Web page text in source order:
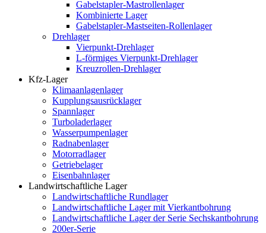
Gabelstapler-Mastrollenlager
Kombinierte Lager
Gabelstapler-Mastseiten-Rollenlager
Drehlager
Vierpunkt-Drehlager
L-förmiges Vierpunkt-Drehlager
Kreuzrollen-Drehlager
Kfz-Lager
Klimaanlagenlager
Kupplungsausrücklager
Spannlager
Turboladerlager
Wasserpumpenlager
Radnabenlager
Motorradlager
Getriebelager
Eisenbahnlager
Landwirtschaftliche Lager
Landwirtschaftliche Rundlager
Landwirtschaftliche Lager mit Vierkantbohrung
Landwirtschaftliche Lager der Serie Sechskantbohrung
200er-Serie